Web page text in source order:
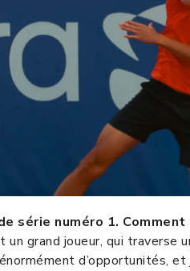
série numéro 1.
grand joueur, qui traverse
d’opportunités, et